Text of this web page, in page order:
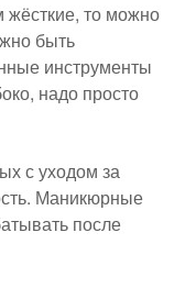
жёсткие, то можно
быть
инструменты
надо просто
с уходом за
Маникюрные
после